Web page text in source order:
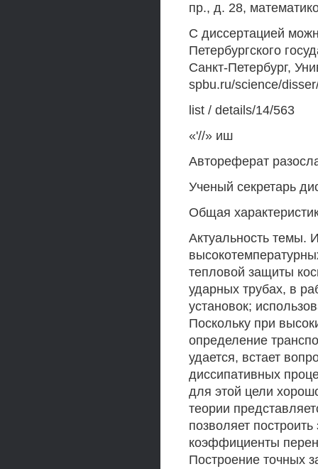
пр., д. 28,
С диссертацией
Петербургского
Санкт-Петербург,
spbu.ru/science/
list / details/14/563
«'//» иш
Автореферат
Ученый секретарь
Общая
Актуальность темы.
тепловой защиты
ударных трубах, в
установок;
Поскольку при
определение
удается, встает
диссипативных
для этой цели
теории
позволяет
коэффициенты
Построение точных